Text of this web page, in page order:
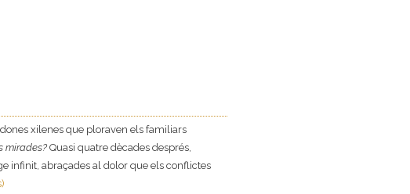
xilenes que ploraven els familiars
mirades? Quasi quatre dècades després,
infinit, abraçades al dolor que els conflictes